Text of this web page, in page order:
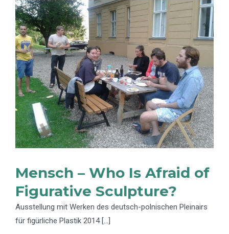
und
Zeit
Mensch – Who Is Afraid of
Figurative Sculpture?
Ausstellung mit Werken des deutsch-polnischen Pleinairs
für figürliche Plastik 2014 [...]